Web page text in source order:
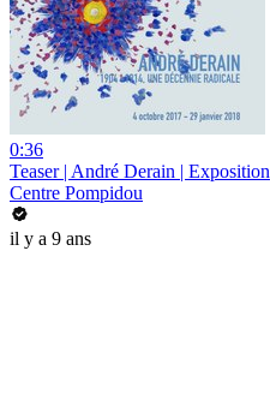
0:36
Teaser | André Derain | Exposition
Centre Pompidou
il y a 9 ans